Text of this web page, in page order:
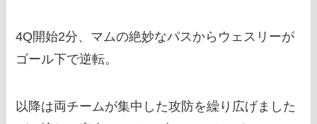
4Q開始2分、マムの絶妙なパスからウェスリーが
ゴール下で逆転。
以降は両チームが集中した攻防を繰り広げました